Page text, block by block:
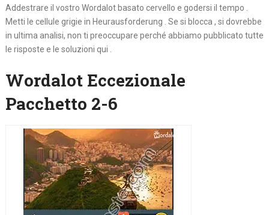
Addestrare il vostro Wordalot basato cervello e godersi il tempo .
Metti le cellule grigie in Heurausforderung . Se si blocca , si dovrebbe
in ultima analisi, non ti preoccupare perché abbiamo pubblicato tutte
le risposte e le soluzioni qui .
Wordalot Eccezionale
Pacchetto 2-6